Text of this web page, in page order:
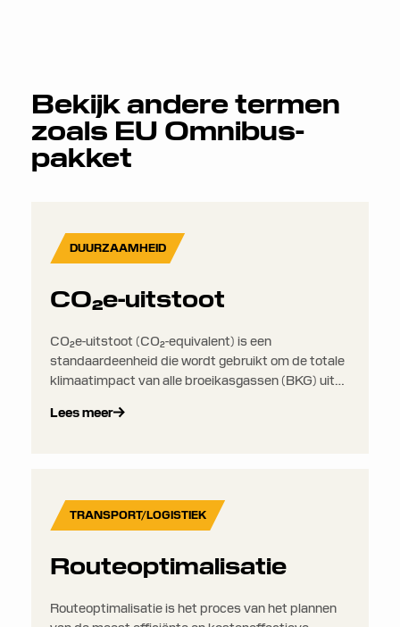
Bekijk andere termen
zoals EU Omnibus-
pakket
DUURZAAMHEID
CO₂e-uitstoot
CO₂e-uitstoot (CO₂-equivalent) is een
standaardeenheid die wordt gebruikt om de totale
klimaatimpact van alle broeikasgassen (BKG) uit
hetzelfde opwarmingseffect zou hebben. Dit
Lees meer
TRANSPORT/LOGISTIEK
Routeoptimalisatie
Routeoptimalisatie is het proces van het plannen